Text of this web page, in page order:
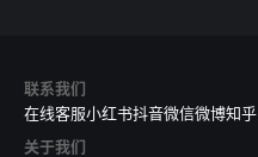
联系我们
在线客服小红书抖音微信微博知乎
关于我们